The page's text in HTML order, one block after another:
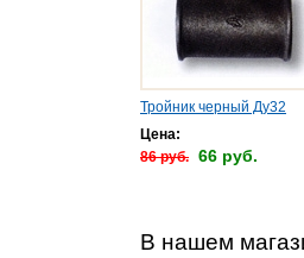
Тройник черный Ду32
Цена:
86 руб. 66 руб.
В нашем